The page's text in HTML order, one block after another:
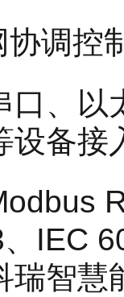
调控
口、以
设备接
IEC
瑞智慧